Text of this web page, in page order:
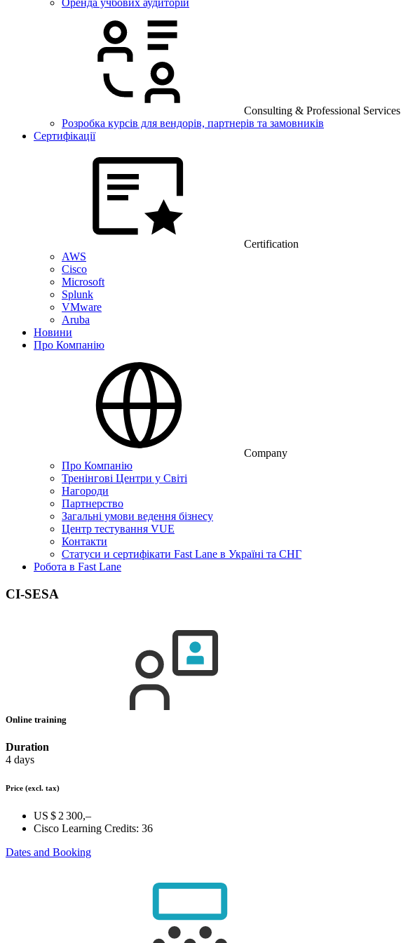
Оренда учбових аудиторій
Consulting & Professional Services
Розробка курсів для вендорів, партнерів та замовників
Сертифікації
Certification
AWS
Cisco
Microsoft
Splunk
VMware
Aruba
Новини
Про Компанію
Company
Про Компанію
Тренінгові Центри у Світі
Нагороди
Партнерство
Загальні умови ведення бізнесу
Центр тестування VUE
Контакти
Статуси и сертифікати Fast Lane в Україні та СНГ
Робота в Fast Lane
CI-SESA
Online training
Duration
4 days
Price (excl. tax)
US $ 2 300,–
Cisco Learning Credits: 36
Dates and Booking